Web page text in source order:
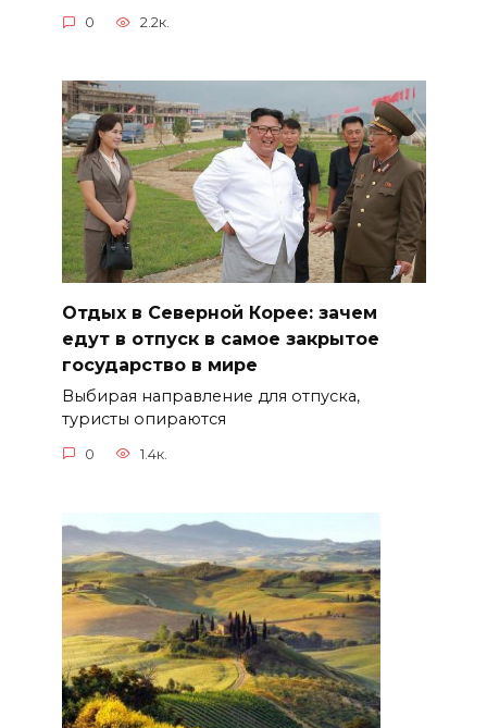
0 2.2к.
Отдых в Северной Корее: зачем
едут в отпуск в самое закрытое
государство в мире
Выбирая направление для отпуска,
туристы опираются
0 1.4к.